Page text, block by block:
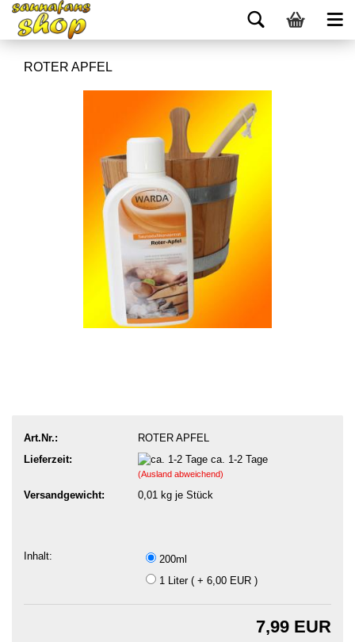
ROTER APFEL
Art.Nr.:
ROTER APFEL
Lieferzeit:
ca. 1-2 Tage
(Ausland abweichend)
Versandgewicht: 0,01 kg je Stück
Inhalt:
200ml
1 Liter ( + 6,00 EUR )
7,99 EUR